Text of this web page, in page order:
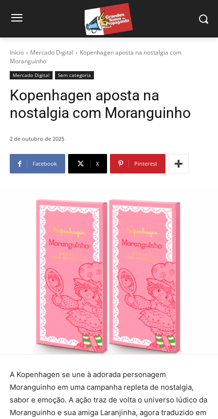
Início Mercado Digital
Kopenhagen aposta na nostalgia com
Moranguinho
Mercado Digital Sem categoria
Kopenhagen aposta na
nostalgia com Moranguinho
2 de outubro de 2025
Facebook X Pinterest
A Kopenhagen se une à adorada personagem
Moranguinho em uma campanha repleta de nostalgia,
sabor e emoção. A ação traz de volta o universo lúdico da
Moranguinho e sua amiga Laranjinha, agora traduzido em